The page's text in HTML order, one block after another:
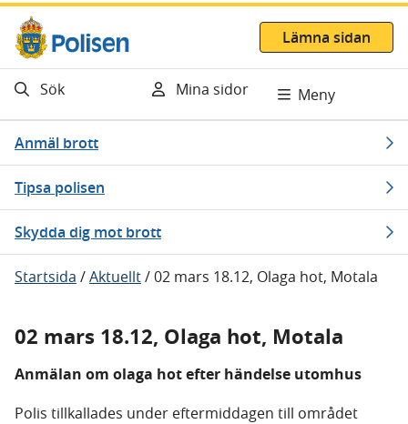
Gå direkt till innehåll
Lämna sidan
Sök Mina sidor Meny
Anmäl brott
Tipsa polisen
Skydda dig mot brott
Startsida /Aktuellt/02 mars 18.12, Olaga hot, Motala
02 mars 18.12, Olaga hot, Motala
Anmälan om olaga hot efter händelse utomhus
Polis tillkallades under eftermiddagen till området